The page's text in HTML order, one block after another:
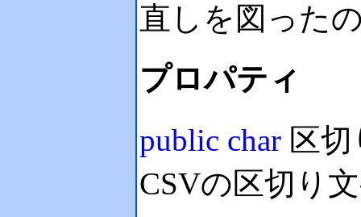
直しを図った
プロパティ
public char 区
CSVの区切り